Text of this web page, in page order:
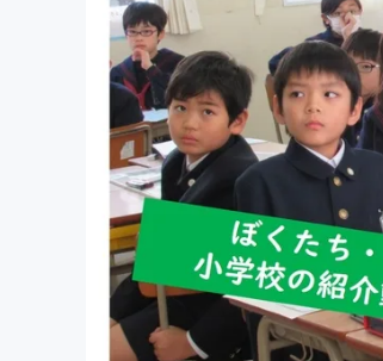
ビジネス・起業
まちづくり・地域